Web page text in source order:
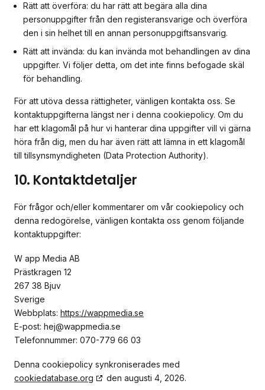
Rätt att överföra: du har rätt att begära alla dina
personuppgifter från den registeransvarige och överföra
den i sin helhet till en annan personuppgiftsansvarig.
Rätt att invända: du kan invända mot behandlingen av dina
uppgifter. Vi följer detta, om det inte finns befogade skäl
för behandling.
För att utöva dessa rättigheter, vänligen kontakta oss. Se
kontaktuppgifterna längst ner i denna cookiepolicy. Om du
har ett klagomål på hur vi hanterar dina uppgifter vill vi gärna
höra från dig, men du har även rätt att lämna in ett klagomål
till tillsynsmyndigheten (Data Protection Authority).
10. Kontaktdetaljer
För frågor och/eller kommentarer om vår cookiepolicy och
denna redogörelse, vänligen kontakta oss genom följande
kontaktuppgifter:
W app Media AB
Prästkragen 12
267 38 Bjuv
Sverige
Webbplats: https://wappmedia.se
E-post: hej@wappmedia.se
Telefonnummer: 070-779 66 03
Denna cookiepolicy synkroniserades med
cookiedatabase.org
den augusti 4, 2026.